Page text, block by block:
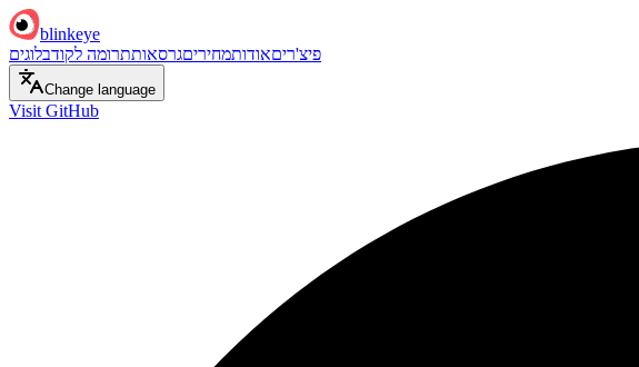
blinkeye
פיצ'ריםאודותמחיריםגרסאותתרומה לקודבלוגים
Change language
Visit GitHub